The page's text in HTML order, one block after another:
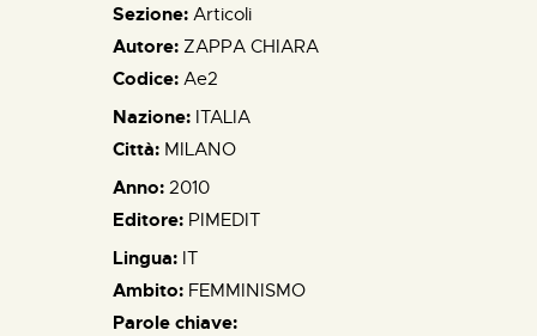
Sezione: Articoli
Autore: ZAPPA CHIARA
Codice: Ae2
Nazione: ITALIA
Città: MILANO
Anno: 2010
Editore: PIMEDIT
Lingua: IT
Ambito: FEMMINISMO
Parole chiave: